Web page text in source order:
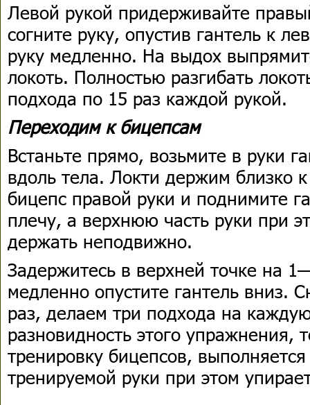
Левой рукой придерживайте
согните руку, опустив гантель к
руку медленно. На выдох
локоть. Полностью разгибать
подхода по 15 раз каждой рукой.
Переходим к бицепсам
Встаньте прямо, возьмите в руки
вдоль тела. Локти держим близко
бицепс правой руки и поднимите
плечу, а верхнюю часть руки при
держать неподвижно.
Задержитесь в верхней точке на
медленно опустите гантель вниз.
раз, делаем три подхода на
разновидность этого упражнения,
тренировку бицепсов,
тренируемой руки при этом